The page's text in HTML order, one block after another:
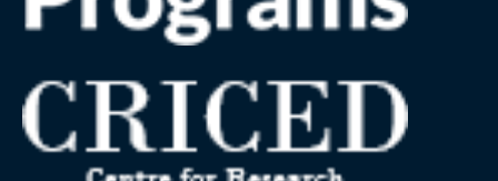
れました
2026.02.26
若手研究者向けセミナー Research in Europeを開催
2026.02.19
2026.02.12